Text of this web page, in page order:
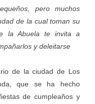
pero muchos
de la cual toman su
la Abuela te invita a
y deleitarse
de la ciudad de Los
que se ha hecho
de cumpleaños y